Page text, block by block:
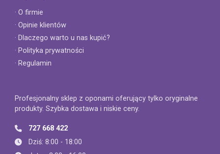
· O firmie
· Opinie klientów
· Dlaczego warto u nas kupić?
· Polityka prywatności
· Regulamin
Profesjonalny sklep z oponami oferujący tylko oryginalne
produkty. Szybka dostawa i niskie ceny.
727 668 422
Dziś: 8:00 - 18:00